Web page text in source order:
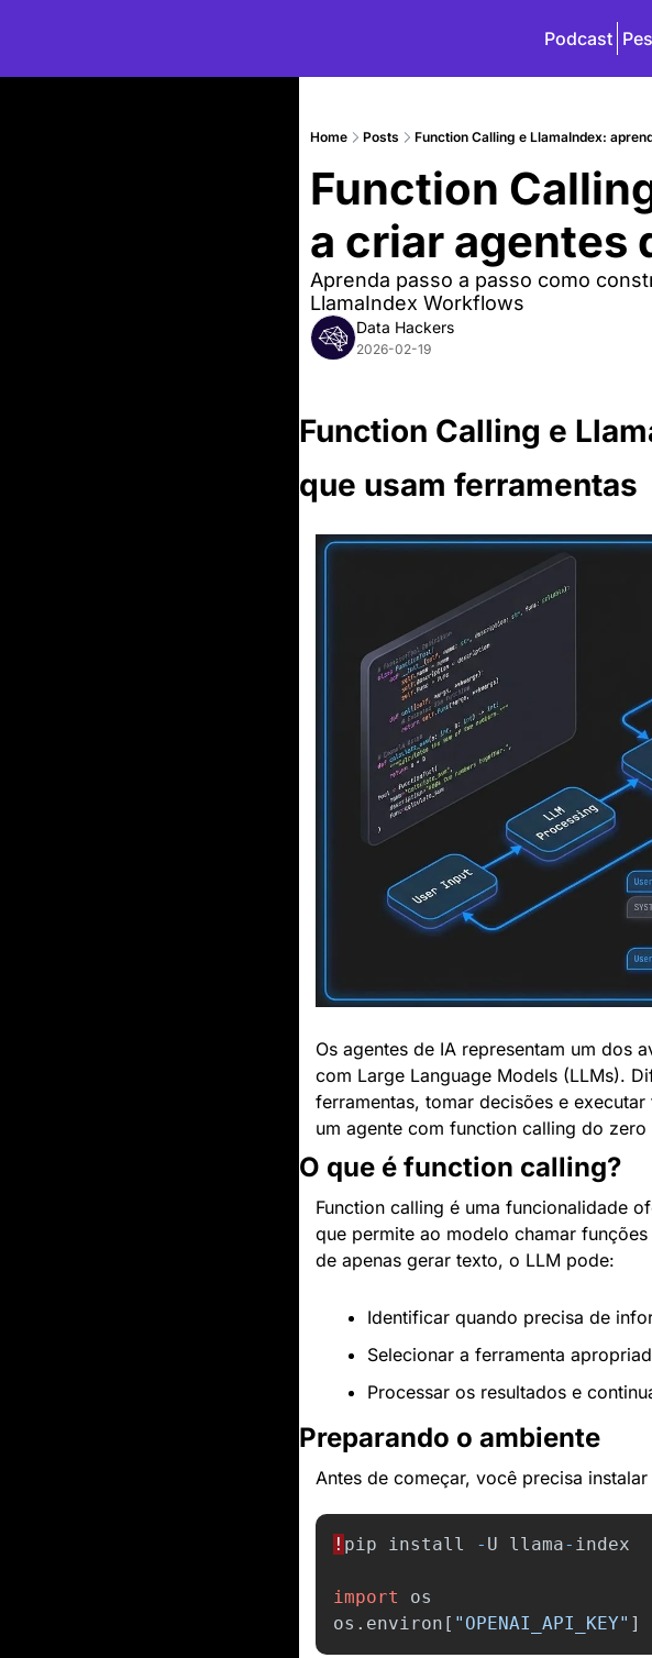
Podcast
Home Posts Function Calling e LlamaIndex:
Function
a criar agentes
Aprenda passo a passo como
LlamaIndex Workflows
Data Hackers
2026-02-19
Function Calling e
que usam ferramentas
Os agentes de IA representam um dos
com Large Language Models (LLMs).
ferramentas, tomar decisões e
um agente com function calling do
O que é function calling?
Function calling é uma funcionalidade
que permite ao modelo chamar
de apenas gerar texto, o LLM pode:
Identificar quando precisa de
Selecionar a ferramenta
Processar os resultados e
Preparando o ambiente
Antes de começar, você precisa
! pip install - U llama- index
import
os
os . environ [ " OPENAI_API_KEY" ]